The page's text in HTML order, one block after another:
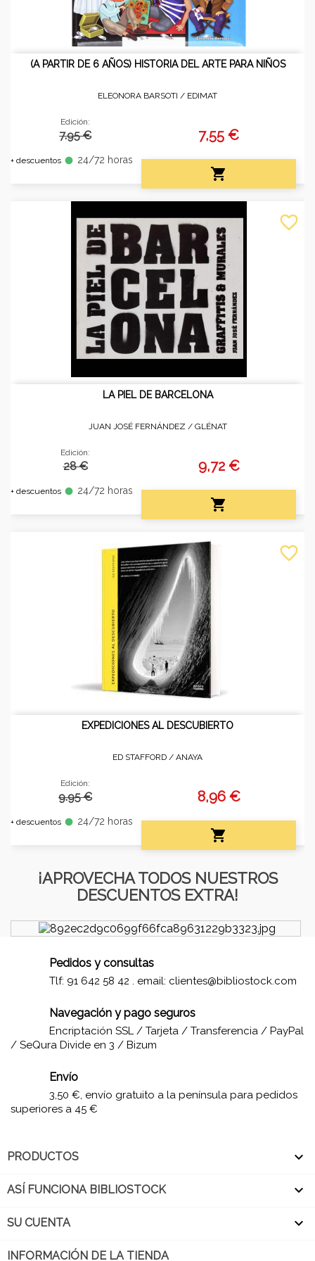
(A PARTIR DE 6 AÑOS) HISTORIA DEL ARTE PARA NIÑOS
ELEONORA BARSOTI / EDIMAT
Edición:
7.95 €
+ descuentos fiber_manual_record 24/72 horas
7,55 €

LA PIEL DE BARCELONA
JUAN JOSÉ FERNÁNDEZ / GLÉNAT
Edición:
28 €
+ descuentos fiber_manual_record 24/72 horas
9,72 €

favorite_border
EXPEDICIONES AL DESCUBIERTO
ED STAFFORD / ANAYA
Edición:
9.95 €
+ descuentos fiber_manual_record 24/72 horas
8,96 €

favorite_border
¡APROVECHA TODOS NUESTROS
DESCUENTOS EXTRA!
Pedidos y consultas
Tlf: 91 642 58 42 . email: clientes@bibliostock.com
Navegación y pago seguros
Encriptación SSL / Tarjeta / Transferencia / PayPal
/ SeQura Divide en 3 / Bizum
Envío
3,50 €, envío gratuito a la península para pedidos
superiores a 45 €
PRODUCTOS 
ASÍ FUNCIONA BIBLIOSTOCK 
SU CUENTA 
INFORMACIÓN DE LA TIENDA